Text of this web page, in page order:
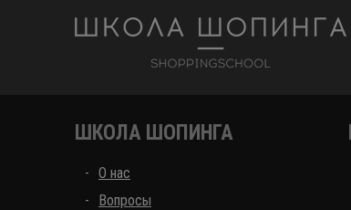
ШКОЛА ШОПИНГА
О нас
Вопросы